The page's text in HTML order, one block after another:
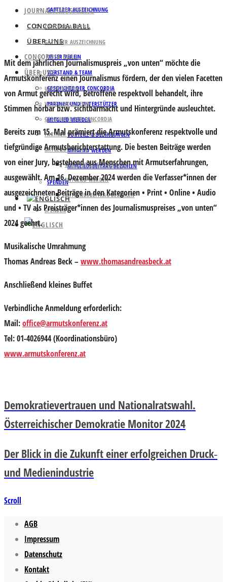
GATTERER AUSZEICHNUNG
CONCORDIA BALL
ÜBER UNS
UNSER VEREIN
VORSTAND & TEAM
GESCHICHTE DER CONCORDIA
PARTNER UND UNTERSTÜTZER
MITGLIED WERDEN
VORTEILE & BEDINGUNGEN
MITGLIED WERDEN
MITGLIEDSBEITRAG BEZAHLEN
SPENDEN
JOURNALISMUSPREISE
CONCORDIA PREISE
GATTERER AUSZEICHNUNG
CONCORDIA BALL
ÜBER UNS
UNSER VEREIN
VORSTAND & TEAM
GESCHICHTE DER CONCORDIA
PARTNER UND UNTERSTÜTZER
MITGLIED WERDEN
VORTEILE & BEDINGUNGEN
MITGLIED WERDEN
MITGLIEDSBEITRAG BEZAHLEN
SPENDEN
Mit dem jährlichenJournalismuspreis „von unten“möchte die
Armutskonferenz einen Journalismus fördern, der den vielen Facetten
von Armut gerecht wird, Betroffene respektvoll behandelt, ihre
Stimmen hörbar bzw. sichtbarmacht und Hintergründe ausleuchtet.
Bereits zum 15. Mal prämiert die Armutskonferenzrespektvolle und
tiefgründige Armutsberichterstattung. Die besten Beiträge werden
von einerJury,bestehend aus Menschen mit Armutserfahrungen,
ausgewählt. Am 16. Dezember 2024 werden die Verfasser*innen der
ausgezeichneten Beiträge in den Kategorien • Print • Online • Audio
und • TV als Preisträger*innen des Journalismuspreises „von unten“
2024 geehrt.
Musikalische Umrahmung
Thomas Andreas Beck – www.thomasandreasbeck.at
Anschließend kleines Buffet
Verbindliche Anmeldung erforderlich:
Mail:office@armutskonferenz.at
Tel: 01-4026944 (Koordinationsbüro)
www.armutskonferenz.at
Demokratievertrauen und Nationalratswahl.
Österreichischer Demokratie Monitor 2024
Der Blick in die Zukunft einer erfolgreichen Druck‐
und Medienindustrie
Scroll
AGB
Impressum
Datenschutz
Kontakt